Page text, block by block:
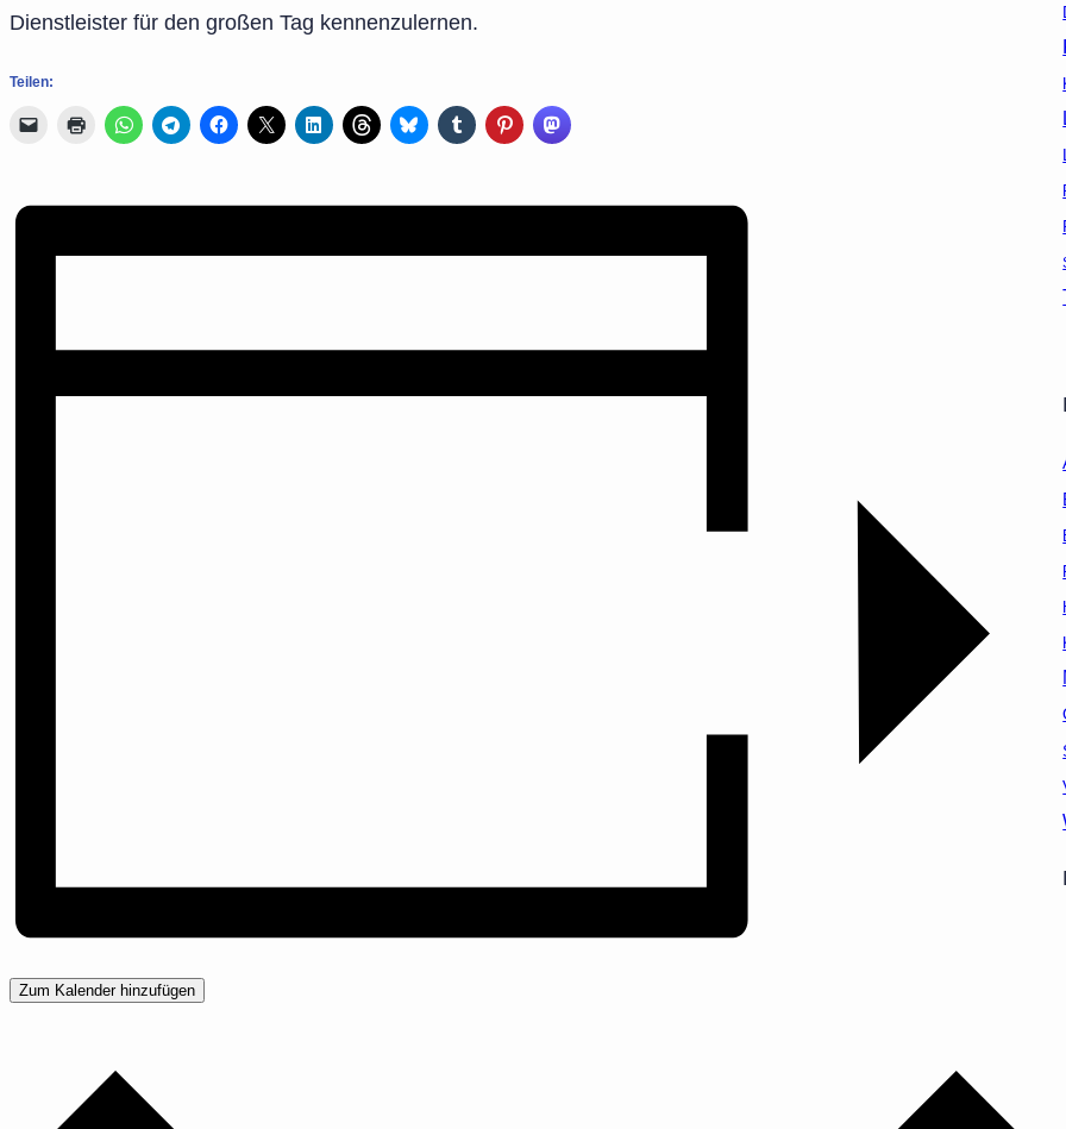
Dienstleister für den großen Tag kennenzulernen.
Teilen:
Zum Kalender hinzufügen